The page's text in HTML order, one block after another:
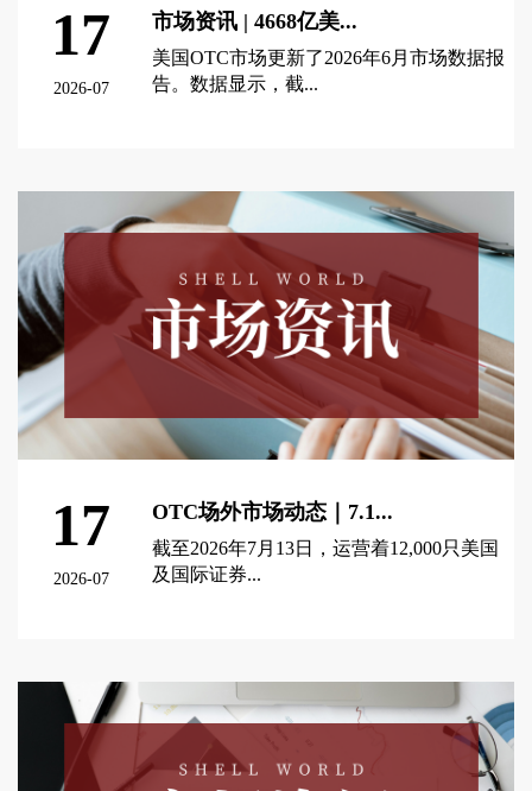
17
2026-07
市场资讯 | 4668亿美...
美国OTC市场更新了2026年6月市场数据报
告。数据显示，截...
17
2026-07
OTC场外市场动态｜7.1...
截至2026年7月13日，运营着12,000只美国
及国际证券...